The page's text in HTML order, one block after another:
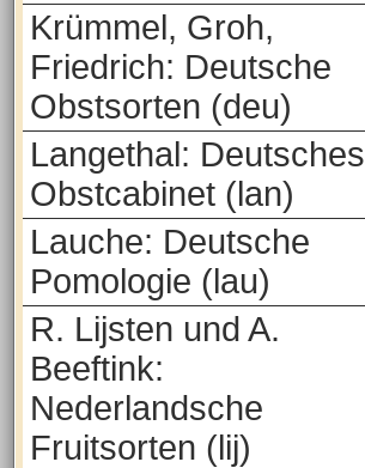
Krümmel, Groh,
Friedrich: Deutsche
Obstsorten (deu)
Langethal: Deutsches
Obstcabinet (lan)
Lauche: Deutsche
Pomologie (lau)
R. Lijsten und A.
Beeftink:
Nederlandsche
Fruitsorten (lij)